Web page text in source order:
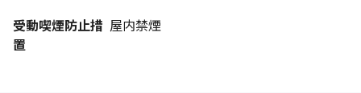
受動喫煙防止措
置
屋内禁煙